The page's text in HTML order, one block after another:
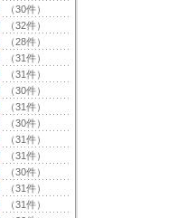
（30件）
（32件）
（28件）
（31件）
（31件）
（30件）
（31件）
（30件）
（31件）
（31件）
（30件）
（31件）
（31件）